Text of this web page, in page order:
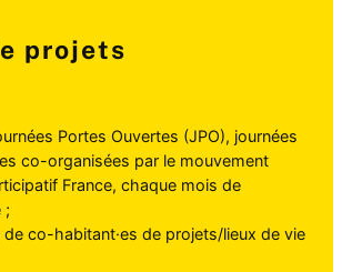
projets
Portes Ouvertes (JPO), journées
co-organisées par le mouvement
France, chaque mois de
;
de co-habitant·es de projets/lieux de vie